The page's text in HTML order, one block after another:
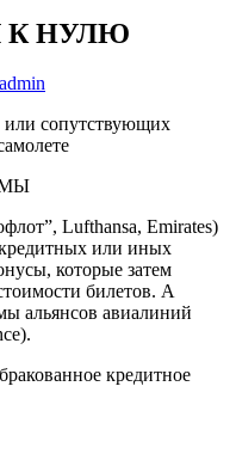
К НУЛЮ
admin
или сопутствующих
Lufthansa, Emirates)
или иных
которые затем
билетов. А
альянсов авиалиний
кредитное